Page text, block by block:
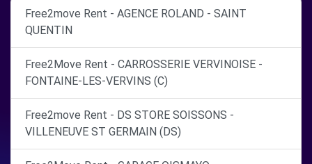
Free2move Rent - AGENCE ROLAND - SAINT
QUENTIN
Free2Move Rent - CARROSSERIE VERVINOISE -
FONTAINE-LES-VERVINS (C)
Free2move Rent - DS STORE SOISSONS -
VILLENEUVE ST GERMAIN (DS)